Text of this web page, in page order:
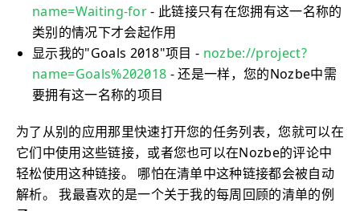
name=Waiting-for- 此链接只有在您拥有这一名称的
类别的情况下才会起作用
显示我的"Goals 2018"项目 - nozbe://project?
name=Goals%202018 - 还是一样，您的Nozbe中需
要拥有这一名称的项目
为了从别的应用那里快速打开您的任务列表，您就可以在
它们中使用这些链接，或者您也可以在Nozbe的评论中
轻松使用这种链接。 哪怕在清单中这种链接都会被自动
解析。 我最喜欢的是一个关于我的每周回顾的清单的例